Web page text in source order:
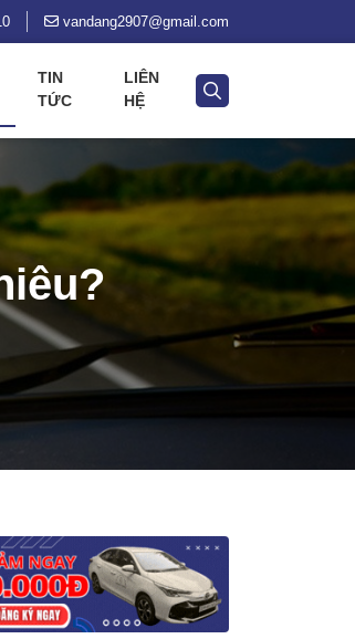
vandang2907@gmail.com
TIN
TỨC
LIÊN
HỆ